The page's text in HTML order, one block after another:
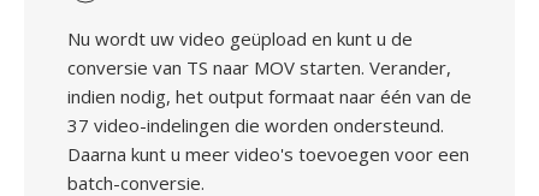
Nu wordt uw video geüpload en kunt u de
conversie van TS naar MOV starten. Verander,
indien nodig, het output formaat naar één van de
37 video-indelingen die worden ondersteund.
Daarna kunt u meer video's toevoegen voor een
batch-conversie.